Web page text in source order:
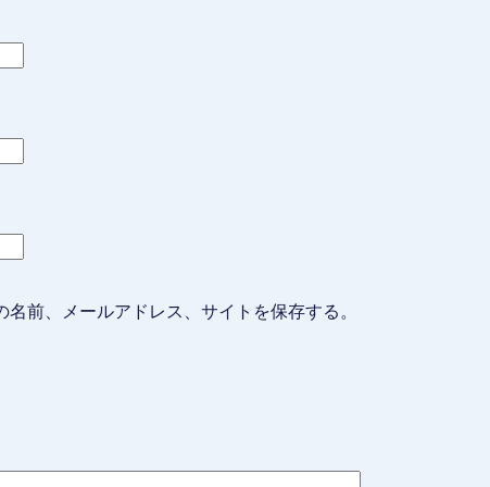
前、メールアドレス、サイトを保存する。